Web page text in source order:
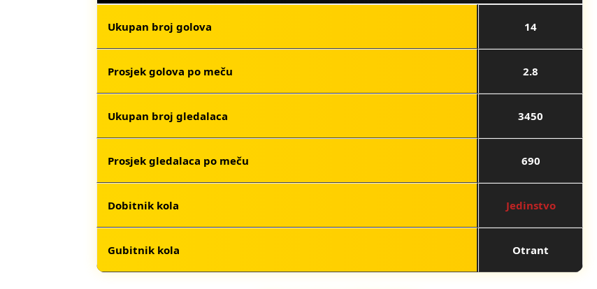
Ukupan broj golova 14
Prosjek golova po meču 2.8
Ukupan broj gledalaca 3450
Prosjek gledalaca po meču 690
Dobitnik kola Jedinstvo
Gubitnik kola Otrant